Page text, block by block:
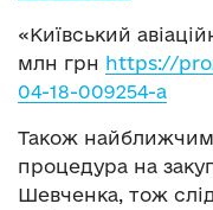
«Київський
млн грн https://
04-18-009254-a
Також
процедура на
Шевченка, тож